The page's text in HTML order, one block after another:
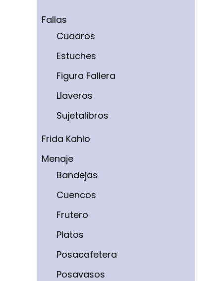
Fallas
Cuadros
Estuches
Figura Fallera
Llaveros
Sujetalibros
Frida Kahlo
Menaje
Bandejas
Cuencos
Frutero
Platos
Posacafetera
Posavasos